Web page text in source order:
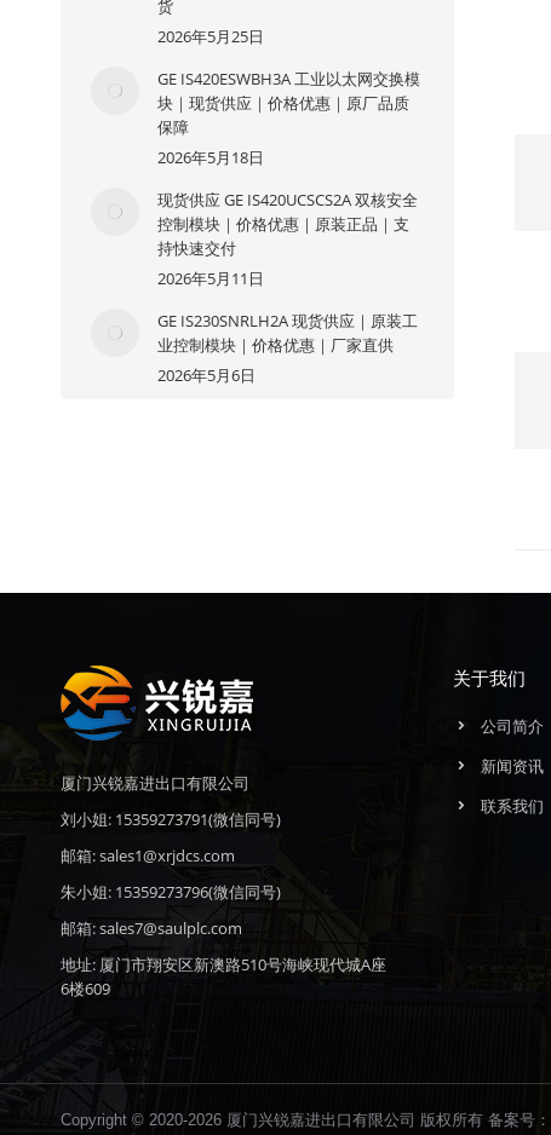
货
2026年5月25日
GE IS420ESWBH3A 工业以太网交换模
块｜现货供应｜价格优惠｜原厂品质
保障
2026年5月18日
现货供应 GE IS420UCSCS2A 双核安全
控制模块｜价格优惠｜原装正品｜支
持快速交付
2026年5月11日
GE IS230SNRLH2A 现货供应｜原装工
业控制模块｜价格优惠｜厂家直供
2026年5月6日
厦门兴锐嘉进出口有限公司
刘小姐: 15359273791(微信同号)
邮箱: sales1@xrjdcs.com
朱小姐: 15359273796(微信同号)
邮箱: sales7@saulplc.com
地址: 厦门市翔安区新澳路510号海峡现代城A座
6楼609
关于我们
公司简介
新闻资讯
联系我们
Copyright © 2020-2026 厦门兴锐嘉进出口有限公司 版权所有 备案号：